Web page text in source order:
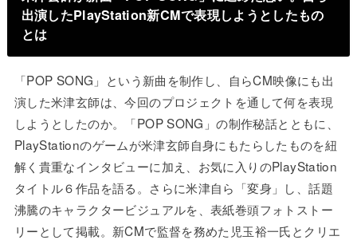
出演したPlayStation新CMで表現しようとしたもの
とは
「POP SONG」という新曲を制作し、自らCM映像にも出
演した米津玄師は、今回のプロジェクトを通して何を表現
しようとしたのか。「POP SONG」の制作秘話とともに、
PlayStationのゲームが米津玄師自身にもたらしたものを紐
解く貴重なインタビューに加え、お気に入りのPlayStation
タイトル６作品を語る。さらに米津自ら「変身」し、話題
沸騰のキャラクタービジュアルを、表紙巻頭フォトストー
リーとして掲載。新CMで監督を務めた児玉裕一氏とクリエ